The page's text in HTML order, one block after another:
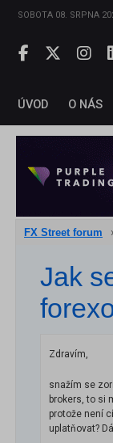
SOBOTA 08. SRPNA
ÚVOD O NÁS
FX Street forum
Jak
Zdravím,
snažím se
brokers, to si
protože není
uplatňovat?